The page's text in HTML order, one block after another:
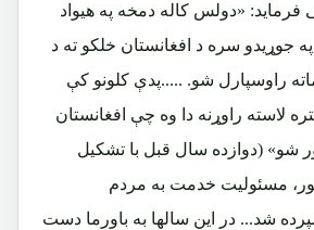
فرماید: «دولس كاله دمخه په هيواد
جوړيدو سره د افغانستان خلكو ته د
راوسپارل شو. .....پدې كلونو كې
لاسته راوړنه دا وه چې افغانستان
شو» (دوازده سال قبل با تشکیل
مسئولیت خدمت به مردم
شد... در این سالها به باورما دست